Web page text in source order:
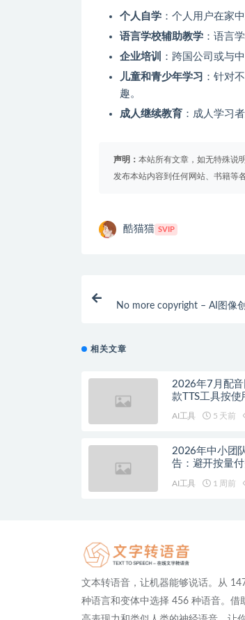
个人自学 ：个人用户在家
语言学校辅助教学 ：语言
企业培训
：跨国公司或与
儿童和青少年学习 ：针对
趣。
成人继续教育 ：成人学习
声明： 本站所有文章，如无特殊说
发布本站内容到任何网站、书籍等
酷猫猫 SVIP
No more copyright – AI图像
相关文章
2026年7月配
款TTS工具按
AI工具 5 天前
2026年中小团
告：避开按量
AI工具 1 周前
文本转语音，让机器能够说话。从
种语言和变体中选择 456 种语音。借